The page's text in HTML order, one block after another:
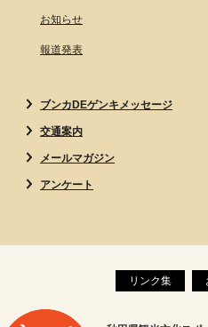
お知らせ
報道発表
ブンカDEゲンキメッセージ
交通案内
メールマガジン
アンケート
リンク集